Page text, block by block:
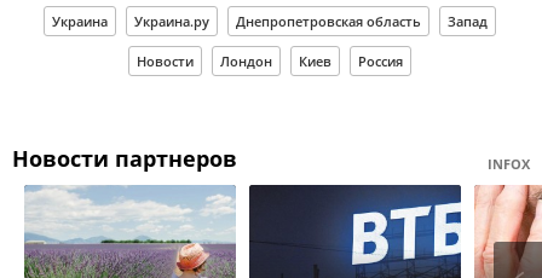
Украина Украина.ру Днепропетровская область Запад
Новости Лондон Киев Россия
Новости партнеров INFOX